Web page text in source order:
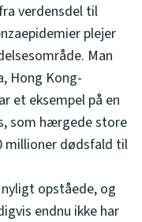
verdensdel til
plejer
Man
Hong Kong-
et eksempel på en
som hærgede store
millioner dødsfald til
opståede, og
endnu ikke har